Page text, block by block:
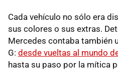
Cada vehículo no sólo era
sus colores o sus extras.
Mercedes contaba también
G: desde vueltas al mundo
hasta su paso por la mítica